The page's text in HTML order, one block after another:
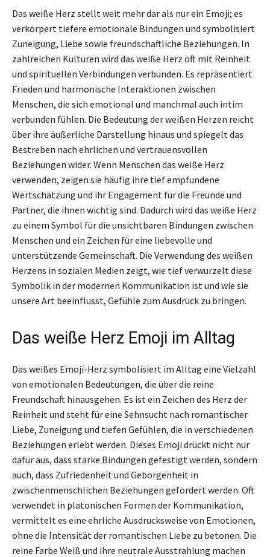
Das weiße Herz stellt weit mehr dar als nur ein Emoji; es
verkörpert tiefere emotionale Bindungen und symbolisiert
Zuneigung, Liebe sowie freundschaftliche Beziehungen. In
zahlreichen Kulturen wird das weiße Herz oft mit Reinheit
und spirituellen Verbindungen verbunden. Es repräsentiert
Frieden und harmonische Interaktionen zwischen
Menschen, die sich emotional und manchmal auch intim
verbunden fühlen. Die Bedeutung der weißen Herzen reicht
über ihre äußerliche Darstellung hinaus und spiegelt das
Bestreben nach ehrlichen und vertrauensvollen
Beziehungen wider. Wenn Menschen das weiße Herz
verwenden, zeigen sie häufig ihre tief empfundene
Wertschätzung und ihr Engagement für die Freunde und
Partner, die ihnen wichtig sind. Dadurch wird das weiße Herz
zu einem Symbol für die unsichtbaren Bindungen zwischen
Menschen und ein Zeichen für eine liebevolle und
unterstützende Gemeinschaft. Die Verwendung des weißen
Herzens in sozialen Medien zeigt, wie tief verwurzelt diese
Symbolik in der modernen Kommunikation ist und wie sie
unsere Art beeinflusst, Gefühle zum Ausdruck zu bringen.
Das weiße Herz Emoji im Alltag
Das weißes Emoji-Herz symbolisiert im Alltag eine Vielzahl
von emotionalen Bedeutungen, die über die reine
Freundschaft hinausgehen. Es ist ein Zeichen des Herz der
Reinheit und steht für eine Sehnsucht nach romantischer
Liebe, Zuneigung und tiefen Gefühlen, die in verschiedenen
Beziehungen erlebt werden. Dieses Emoji drückt nicht nur
dafür aus, dass starke Bindungen gefestigt werden, sondern
auch, dass Zufriedenheit und Geborgenheit in
zwischenmenschlichen Beziehungen gefördert werden. Oft
verwendet in platonischen Formen der Kommunikation,
vermittelt es eine ehrliche Ausdrucksweise von Emotionen,
ohne die Intensität der romantischen Liebe zu betonen. Die
reine Farbe Weiß und ihre neutrale Ausstrahlung machen